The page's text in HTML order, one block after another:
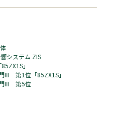
システム ZIS
」
Ⅲ 第1位「85ZX1S」
門Ⅲ 第5位